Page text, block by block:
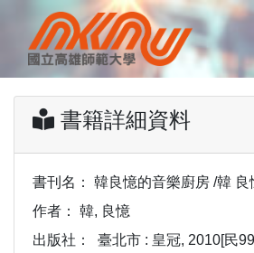
書籍詳細資料
書刊名：
韓良憶的音樂廚房 /韓 良
作者：
韓, 良憶
出版社：
臺北市 : 皇冠, 2010[民